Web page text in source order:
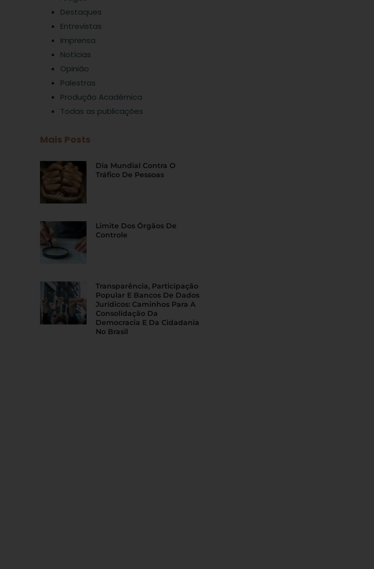
Destaques
Entrevistas
Imprensa
Notícias
Opinião
Palestras
Produção Acadêmica
Todas as publicações
Mais Posts
Dia Mundial Contra O
Tráfico De Pessoas
Limite Dos Órgãos De
Controle
Transparência, Participação
Popular E Bancos De Dados
Jurídicos: Caminhos Para A
Consolidação Da
Democracia E Da Cidadania
No Brasil